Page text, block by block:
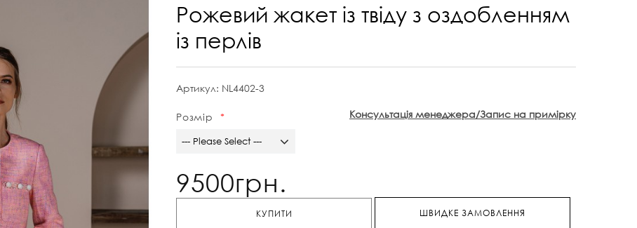
Рожевий жакет із твіду з оздобленням
із перлів
Артикул: NL4402-3
Консультація менеджера/Запис на примірку
Розмір
--- Please Select ---
9500грн.
КУПИТИ ШВИДКЕ ЗАМОВЛЕННЯ